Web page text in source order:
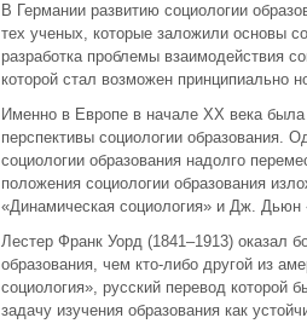
В Германии развитию социологии
тех ученых, которые заложили основы
разработка проблемы взаимодействия
которой стал возможен принципиально
Именно в Европе в начале XX века
перспективы социологии образования.
социологии образования надолго
положения социологии образования
«Динамическая социология» и Дж.
Лестер Франк Уорд (1841–1913) оказал
образования, чем кто-либо другой из
социология», русский перевод которой
задачу изучения образования как